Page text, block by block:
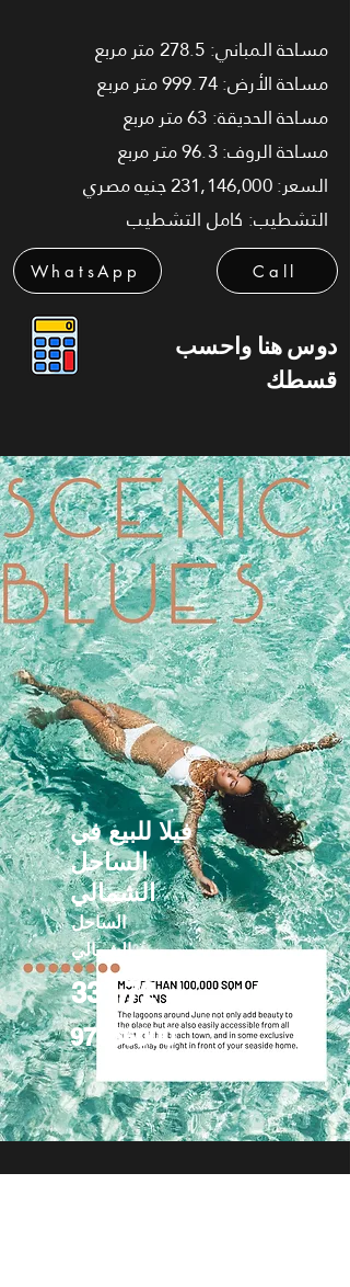
مساحة المباني: 278.5 متر مربع
مساحة الأرض: 999.74 متر مربع
مساحة الحديقة: 63 متر مربع
مساحة الروف: 96.3 متر مربع
السعر: 231,146,000 جنيه مصري
التشطيب: كامل التشطيب
WhatsApp Call
دوس هنا واحسب
قسطك
فيلا للبيع في
الساحل
الشمالي
الساحل
الشمالي
331.72
97056000